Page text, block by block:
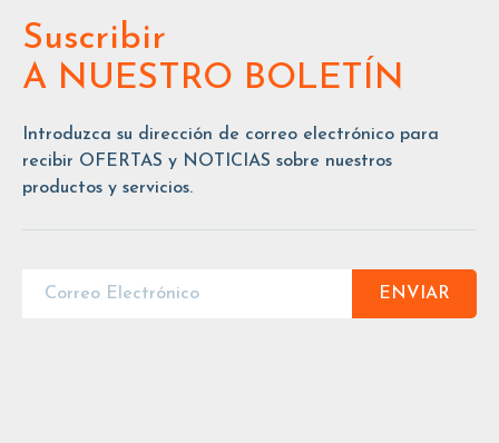
Suscribir
A NUESTRO BOLETÍN
Introduzca su dirección de correo electrónico para
recibir OFERTAS y NOTICIAS sobre nuestros
productos y servicios.
ENVIAR